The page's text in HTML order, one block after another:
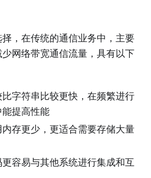
，在传统的通信业务中，主要
网络带宽通信流量，具有以下
比字符串比较更快，在频繁进行
提高性能
内存更少，更适合需要存储大量
更容易与其他系统进行集成和互